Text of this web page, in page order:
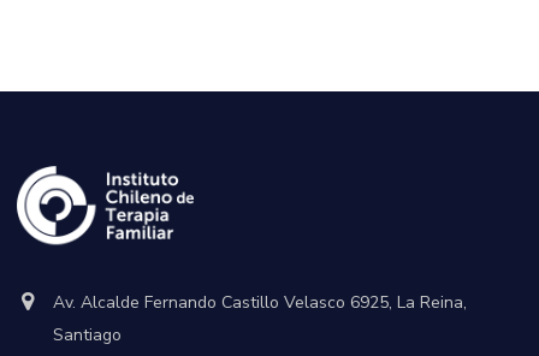
Av. Alcalde Fernando Castillo Velasco 6925, La Reina,
Santiago